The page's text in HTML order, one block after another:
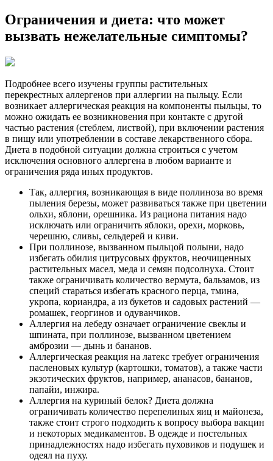
Ограничения и диета: что может
вызвать нежелательные симптомы?
Подробнее всего изучены группы растительных
перекрестных аллергенов при аллергии на пыльцу. Если
возникает аллергическая реакция на компоненты пыльцы, то
можно ожидать ее возникновения при контакте с другой
частью растения (стеблем, листвой), при включении растения
в пищу или употреблении в составе лекарственного сбора.
Диета в подобной ситуации должна строиться с учетом
исключения основного аллергена в любом варианте и
ограничения ряда иных продуктов.
Так, аллергия, возникающая в виде поллиноза во время
пыления березы, может развиваться также при цветении
ольхи, яблони, орешника. Из рациона питания надо
исключать или ограничить яблоки, орехи, морковь,
черешню, сливы, сельдерей и киви.
При поллинозе, вызванном пыльцой полыни, надо
избегать обилия цитрусовых фруктов, неочищенных
растительных масел, меда и семян подсолнуха. Стоит
также ограничивать количество вермута, бальзамов, из
специй стараться избегать красного перца, тмина,
укропа, кориандра, а из букетов и садовых растений —
ромашек, георгинов и одуванчиков.
Аллергия на лебеду означает ограничение свеклы и
шпината, при поллинозе, вызванном цветением
амброзии — дынь и бананов.
Аллергическая реакция на латекс требует ограничения
пасленовых культур (картошки, томатов), а также части
экзотических фруктов, например, ананасов, бананов,
папайи, инжира.
Аллергия на куриный белок? Диета должна
ограничивать количество перепелиных яиц и майонеза,
также стоит строго подходить к вопросу выбора вакцин
и некоторых медикаментов. В одежде и постельных
принадлежностях надо избегать пуховиков и подушек и
одеял на пуху.